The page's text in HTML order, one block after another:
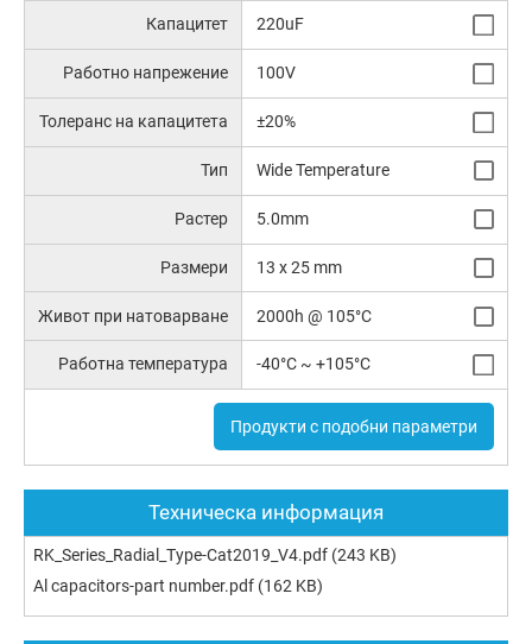
Капацитет 220uF
Работно напрежение 100V
Толеранс на капацитета ±20%
Тип Wide Temperature
Растер 5.0mm
Размери 13 x 25 mm
Живот при натоварване 2000h @ 105°C
Работна температура -40°C ~ +105°C
Продукти с подобни параметри
Техническа информация
RK_Series_Radial_Type-Cat2019_V4.pdf (243 KB)
Al capacitors-part number.pdf (162 KB)